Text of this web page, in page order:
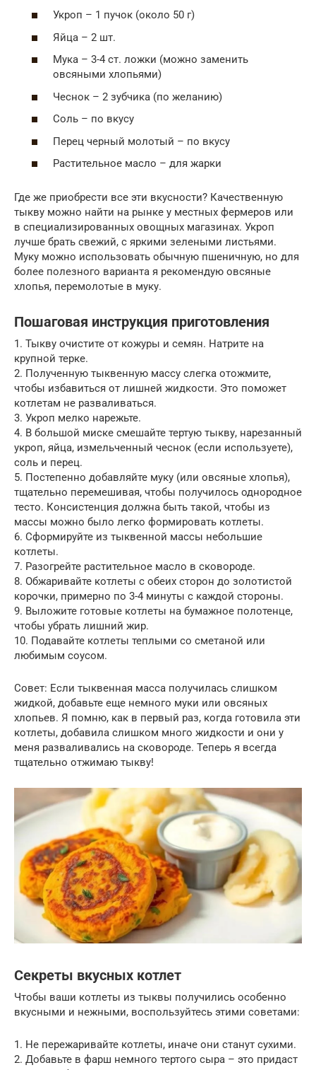
Укроп – 1 пучок (около 50 г)
Яйца – 2 шт.
Мука – 3-4 ст. ложки (можно заменить
овсяными хлопьями)
Чеснок – 2 зубчика (по желанию)
Соль – по вкусу
Перец черный молотый – по вкусу
Растительное масло – для жарки
Где же приобрести все эти вкусности? Качественную
тыкву можно найти на рынке у местных фермеров или
в специализированных овощных магазинах. Укроп
лучше брать свежий, с яркими зелеными листьями.
Муку можно использовать обычную пшеничную, но для
более полезного варианта я рекомендую овсяные
хлопья, перемолотые в муку.
Пошаговая инструкция приготовления
1. Тыкву очистите от кожуры и семян. Натрите на
крупной терке.
2. Полученную тыквенную массу слегка отожмите,
чтобы избавиться от лишней жидкости. Это поможет
котлетам не разваливаться.
3. Укроп мелко нарежьте.
4. В большой миске смешайте тертую тыкву, нарезанный
укроп, яйца, измельченный чеснок (если используете),
соль и перец.
5. Постепенно добавляйте муку (или овсяные хлопья),
тщательно перемешивая, чтобы получилось однородное
тесто. Консистенция должна быть такой, чтобы из
массы можно было легко формировать котлеты.
6. Сформируйте из тыквенной массы небольшие
котлеты.
7. Разогрейте растительное масло в сковороде.
8. Обжаривайте котлеты с обеих сторон до золотистой
корочки, примерно по 3-4 минуты с каждой стороны.
9. Выложите готовые котлеты на бумажное полотенце,
чтобы убрать лишний жир.
10. Подавайте котлеты теплыми со сметаной или
любимым соусом.
Совет: Если тыквенная масса получилась слишком
жидкой, добавьте еще немного муки или овсяных
хлопьев. Я помню, как в первый раз, когда готовила эти
котлеты, добавила слишком много жидкости и они у
меня разваливались на сковороде. Теперь я всегда
тщательно отжимаю тыкву!
Секреты вкусных котлет
Чтобы ваши котлеты из тыквы получились особенно
вкусными и нежными, воспользуйтесь этими советами:
1. Не пережаривайте котлеты, иначе они станут сухими.
2. Добавьте в фарш немного тертого сыра – это придаст